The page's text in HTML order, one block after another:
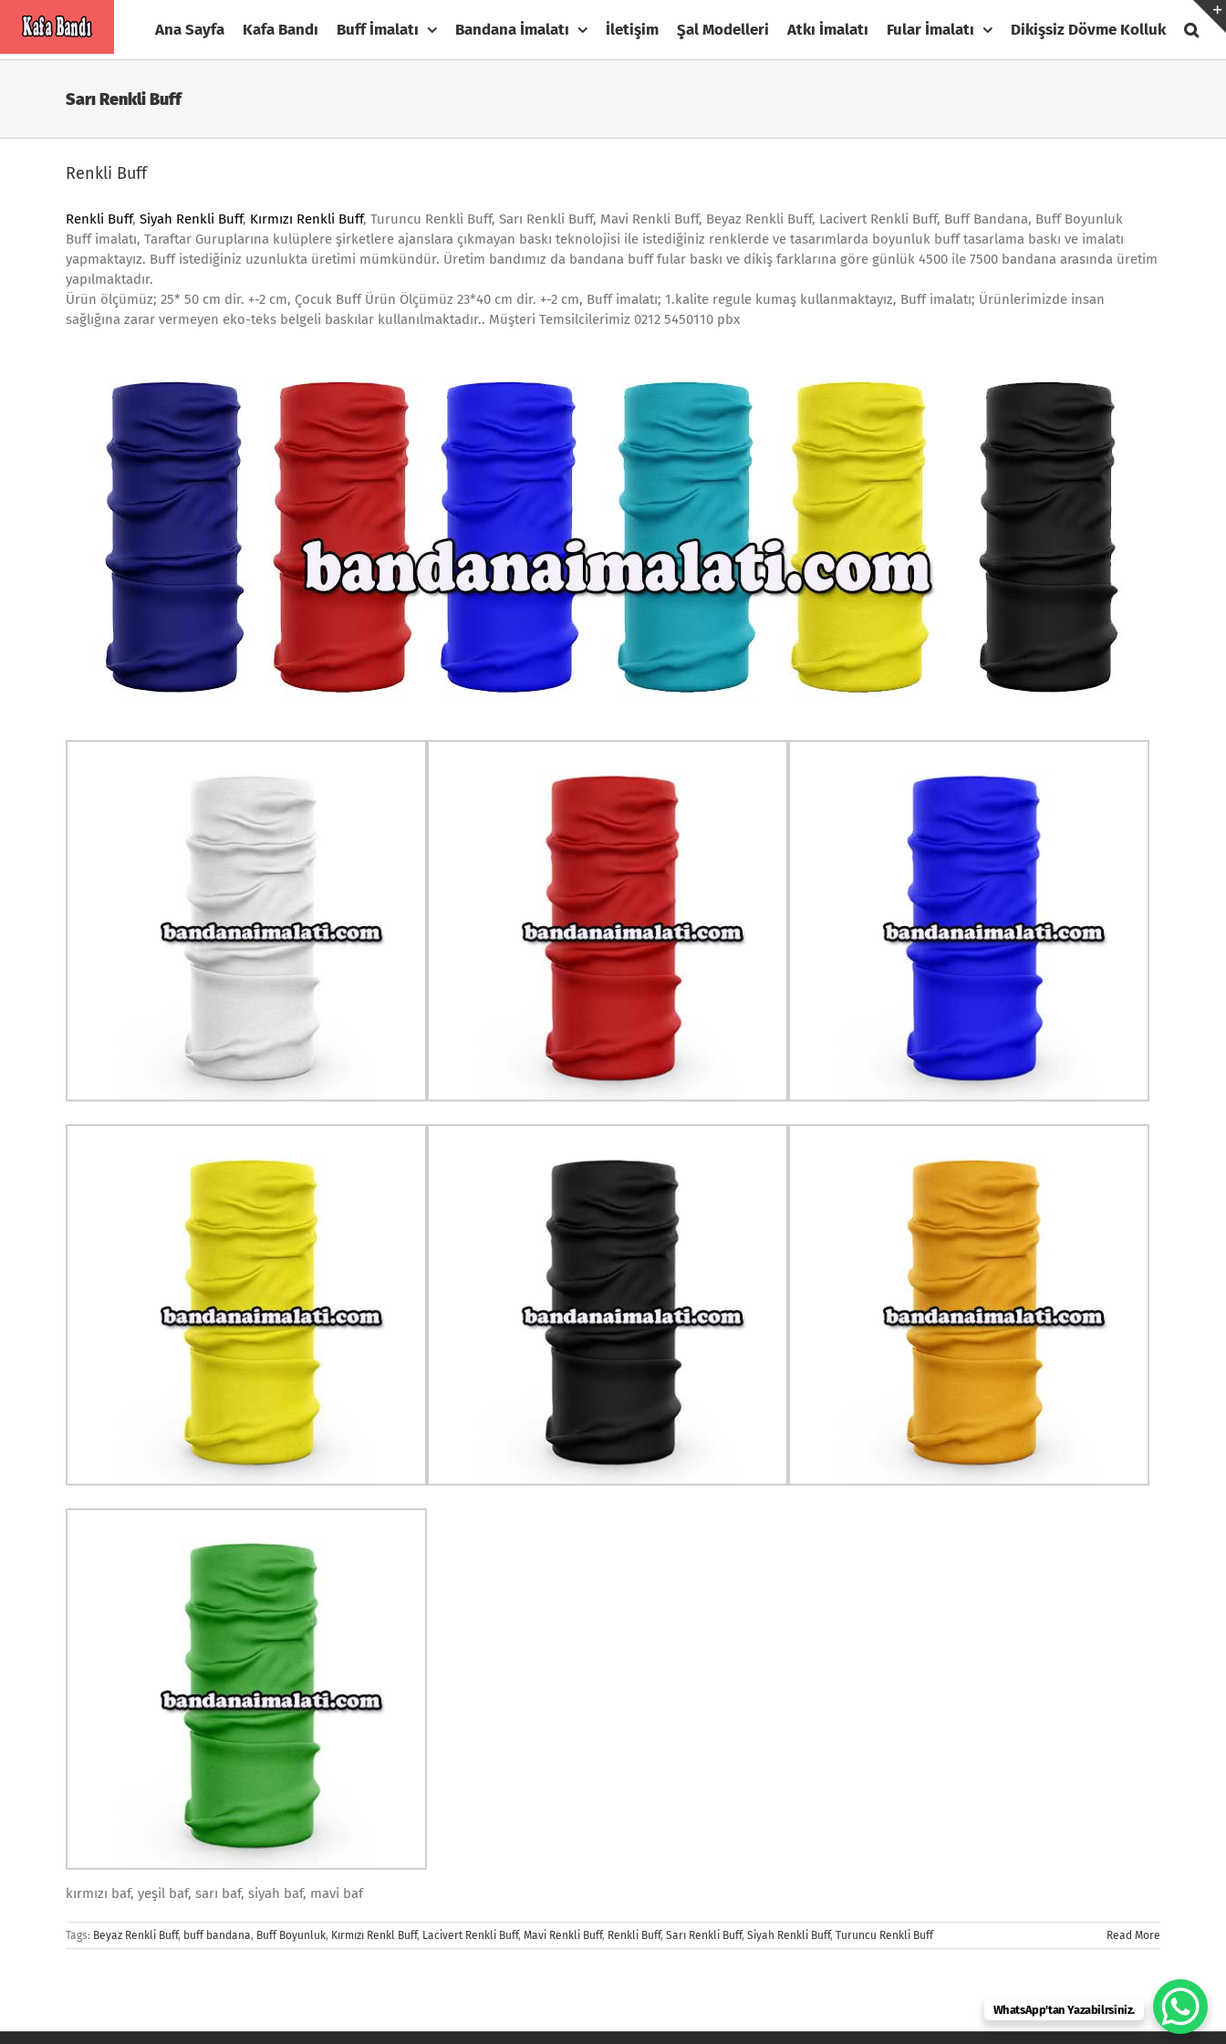
Ana Sayfa Kafa Bandı Buff İmalatı Bandana İmalatı İletişim Şal Modelleri Atkı İmalatı Fular İmalatı Dikişsiz Dövme Kolluk
Sarı Renkli Buff
Renkli Buff
Renkli Buff, Siyah Renkli Buff, Kırmızı Renkli Buff, Turuncu Renkli Buff, Sarı Renkli Buff, Mavi Renkli Buff, Beyaz Renkli Buff, Lacivert Renkli Buff, Buff Bandana, Buff Boyunluk
Buff imalatı, Taraftar Guruplarına kulüplere şirketlere ajanslara çıkmayan baskı teknolojisi ile istediğiniz renklerde ve tasarımlarda boyunluk buff tasarlama baskı ve imalatı
yapmaktayız. Buff istediğiniz uzunlukta üretimi mümkündür. Üretim bandımız da bandana buff fular baskı ve dikiş farklarına göre günlük 4500 ile 7500 bandana arasında üretim
yapılmaktadır.
Ürün ölçümüz; 25* 50 cm dir. +-2 cm, Çocuk Buff Ürün Ölçümüz 23*40 cm dir. +-2 cm, Buff imalatı; 1.kalite regule kumaş kullanmaktayız, Buff imalatı; Ürünlerimizde insan
sağlığına zarar vermeyen eko-teks belgeli baskılar kullanılmaktadır.. Müşteri Temsilcilerimiz 0212 5450110 pbx
kırmızı baf, yeşil baf, sarı baf, siyah baf, mavi baf
Tags: Beyaz Renkli Buff, buff bandana, Buff Boyunluk, Kırmızı Renkl Buff, Lacivert Renkli Buff, Mavi Renkli Buff, Renkli Buff, Sarı Renkli Buff, Siyah Renkli Buff, Turuncu Renkli Buff Read More
WhatsApp'tan Yazabilrsiniz.